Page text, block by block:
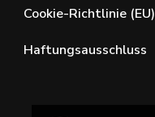
Cookie-Richtlinie (EU)
Haftungsausschluss